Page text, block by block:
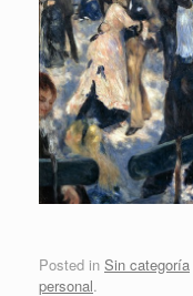
Posted in Sin categoría
personal.